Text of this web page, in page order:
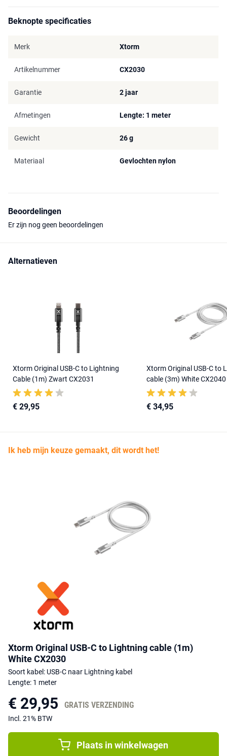
Beknopte specificaties
Merk Xtorm
Artikelnummer CX2030
Garantie 2 jaar
Afmetingen Lengte: 1 meter
Gewicht 26 g
Materiaal Gevlochten nylon
Beoordelingen
Er zijn nog geen beoordelingen
Alternatieven
Xtorm Original USB-C to Lightning
Cable (1m) Zwart CX2031
€ 29,95
Xtorm Original USB-C to
cable (3m) White CX2040
€ 34,95
Ik heb mijn keuze gemaakt, dit wordt het!
Xtorm Original USB-C to Lightning cable (1m)
White CX2030
Soort kabel: USB-C naar Lightning kabel
Lengte: 1 meter
€ 29,95 GRATIS VERZENDING
Incl. 21% BTW
Plaats in winkelwagen